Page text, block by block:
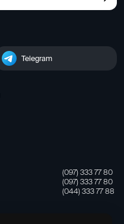
Telegram
(097) 333 77 80
(097) 333 77 80
(044) 333 77 88